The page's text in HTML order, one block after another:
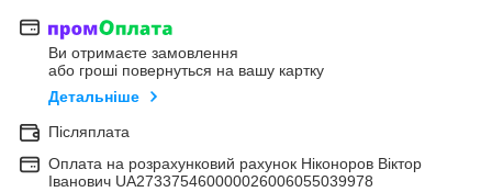
Ви отримаєте замовлення
або гроші повернуться на вашу картку
Детальніше
Післяплата
Оплата на розрахунковий рахунок Ніконоров Віктор
Іванович UA273375460000026006055039978